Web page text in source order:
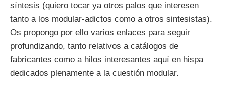
síntesis (quiero tocar ya otros palos que interesen
tanto a los modular-adictos como a otros sintesistas).
Os propongo por ello varios enlaces para seguir
profundizando, tanto relativos a catálogos de
fabricantes como a hilos interesantes aquí en hispa
dedicados plenamente a la cuestión modular.